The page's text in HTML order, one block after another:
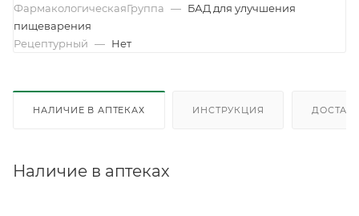
ФармакологическаяГруппа — БАД для улучшения
пищеварения
Рецептурный — Нет
НАЛИЧИЕ В АПТЕКАХ ИНСТРУКЦИЯ
Наличие в аптеках